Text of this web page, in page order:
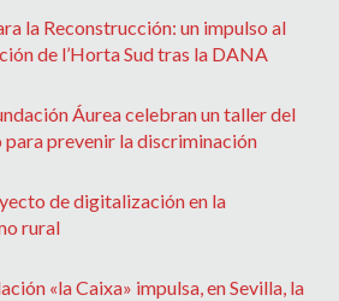
la Reconstrucción: un impulso al
de l’Horta Sud tras la DANA
Áurea celebran un taller del
prevenir la discriminación
de digitalización en la
rural
«la Caixa» impulsa, en Sevilla, la